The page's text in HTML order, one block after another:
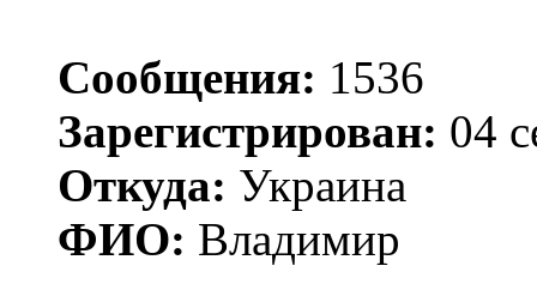
Сообщения: 1536
Зарегистрирован: 04
Откуда: Украина
ФИО: Владимир